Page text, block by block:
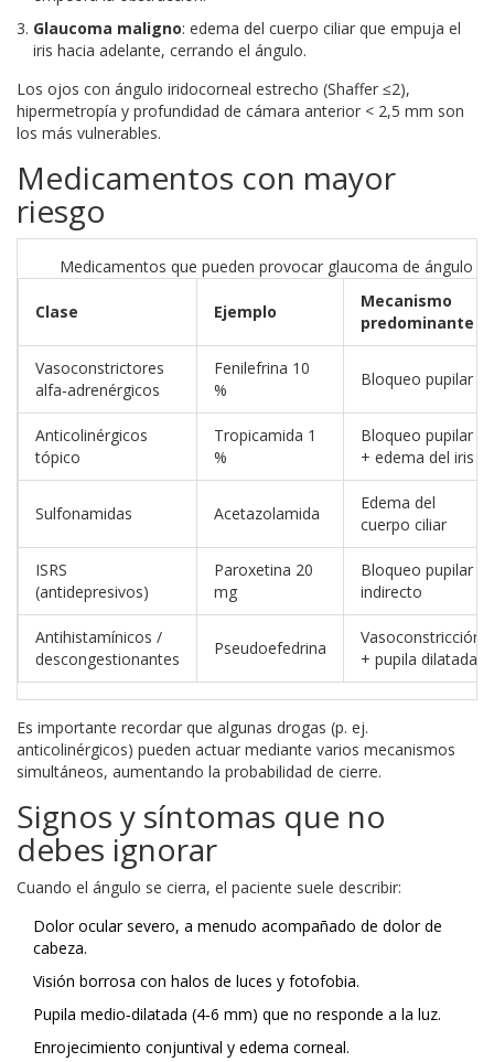
Glaucoma maligno: edema del cuerpo ciliar que empuja el
iris hacia adelante, cerrando el ángulo.
Los ojos con ángulo iridocorneal estrecho (Shaffer ≤2),
hipermetropía y profundidad de cámara anterior < 2,5 mm son
los más vulnerables.
Medicamentos con mayor
riesgo
Medicamentos que pueden provocar glaucoma de ángulo
Clase Ejemplo
Mecanismo
predominante
Vasoconstrictores
alfa‑adrenérgicos
Fenilefrina 10
%
Bloqueo pupilar
Anticolinérgicos
tópico
Tropicamida 1
%
Bloqueo pupilar
+ edema del iris
Sulfonamidas Acetazolamida
Edema del
cuerpo ciliar
ISRS
(antidepresivos)
Paroxetina 20
mg
Bloqueo pupilar
indirecto
Antihistamínicos /
descongestionantes
Pseudoefedrina
Vasoconstricción
+ pupila dilatada
Es importante recordar que algunas drogas (p. ej.
anticolinérgicos) pueden actuar mediante varios mecanismos
simultáneos, aumentando la probabilidad de cierre.
Signos y síntomas que no
debes ignorar
Cuando el ángulo se cierra, el paciente suele describir:
Dolor ocular severo, a menudo acompañado de dolor de
cabeza.
Visión borrosa con halos de luces y fotofobia.
Pupila medio‑dilatada (4‑6 mm) que no responde a la luz.
Enrojecimiento conjuntival y edema corneal.